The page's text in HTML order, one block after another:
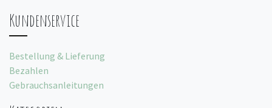
Kundenservice
Bestellung & Lieferung
Bezahlen
Gebrauchsanleitungen